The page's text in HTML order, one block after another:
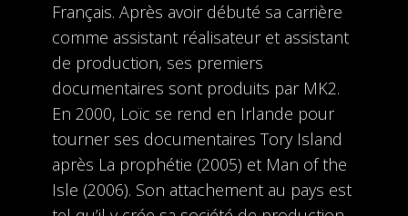
Français. Après avoir débuté sa carrière
comme assistant réalisateur et assistant
de production, ses premiers
documentaires sont produits par MK2.
En 2000, Loïc se rend en Irlande pour
tourner ses documentaires Tory Island
après La prophétie (2005) et Man of the
Isle (2006). Son attachement au pays est